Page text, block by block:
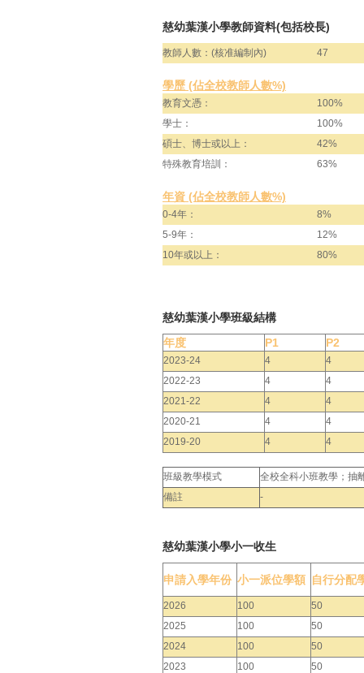
慈幼葉漢小學教師資料(包括校長)
教師人數：(核准編制內) 47
學歷 (佔全校教師人數%)
教育文憑：
100%
學士：
100%
碩士、博士或以上：
42%
特殊教育培訓：
63%
年資 (佔全校教師人數%)
0-4年：
8%
5-9年：
12%
10年或以上：
80%
慈幼葉漢小學班級結構
年度
P1 P2
2023-24 4
4
2022-23
4
4
2021-22
4
4
2020-21
4
4
2019-20
4 4
班級教學模式
全校全科小班教學；抽
備註
-
慈幼葉漢小學小一收生
申請入學年份 小一派位學額 自行分配
2026 100
50
2025
100
50
2024
100
50
2023
100
50